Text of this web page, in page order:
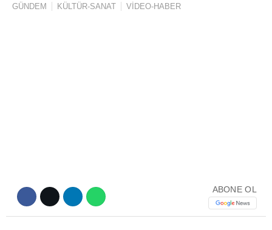
GÜNDEM KÜLTÜR-SANAT VİDEO-HABER
ABONE OL